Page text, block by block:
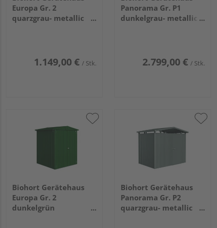
Europa Gr. 2
quarzgrau- metallic
1.149,00 € / Stk.
Panorama Gr. P1
dunkelgrau- metallic
2.799,00 € / Stk.
Biohort Gerätehaus
Europa Gr. 2
dunkelgrün
Biohort Gerätehaus
Panorama Gr. P2
quarzgrau- metallic